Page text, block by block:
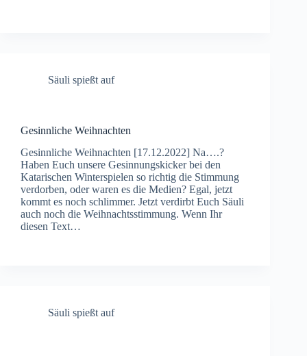
Säuli spießt auf
Gesinnliche Weihnachten
Gesinnliche Weihnachten [17.12.2022] Na….?
Haben Euch unsere Gesinnungskicker bei den
Katarischen Winterspielen so richtig die Stimmung
verdorben, oder waren es die Medien? Egal, jetzt
kommt es noch schlimmer. Jetzt verdirbt Euch Säuli
auch noch die Weihnachtsstimmung. Wenn Ihr
diesen Text…
Säuli spießt auf